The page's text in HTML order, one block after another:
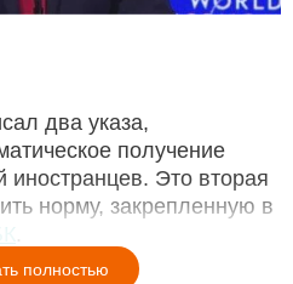
два указа,
получение
иностранцев. Это вторая
норму, закрепленную в
полностью